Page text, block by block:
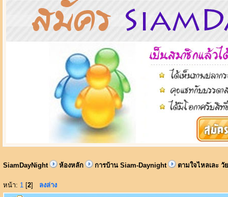
SiamDayNight ห้องหลัก การบ้าน Siam-Daynight ตามใจไหลเละ
หน้า: 1 [2] ลงล่าง